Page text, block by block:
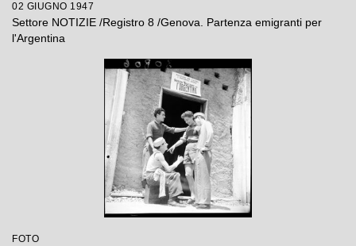
02 GIUGNO 1947
Settore NOTIZIE /Registro 8 /Genova. Partenza emigranti per
l'Argentina
FOTO